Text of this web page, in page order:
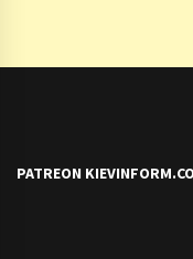
PATREON